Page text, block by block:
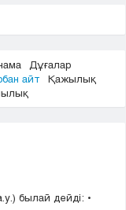
Дұғалар
айт
Қажылық
былай дейді: •